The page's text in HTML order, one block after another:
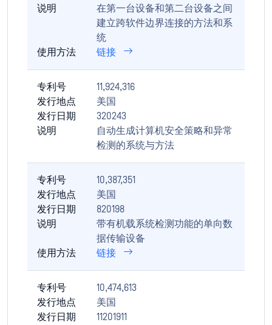
说明
在第一台设备和第二台设备之间
建立跨软件边界连接的方法和系
统
使用方法
链接
专利号
11,924,316
发行地点
美国
发行日期
320243
说明
自动生成计算机安全策略和异常
检测的系统与方法
专利号
10,387,351
发行地点
美国
发行日期
820198
说明
带有机载系统检测功能的单向数
据传输设备
使用方法
链接
专利号
10,474,613
发行地点
美国
发行日期
11201911